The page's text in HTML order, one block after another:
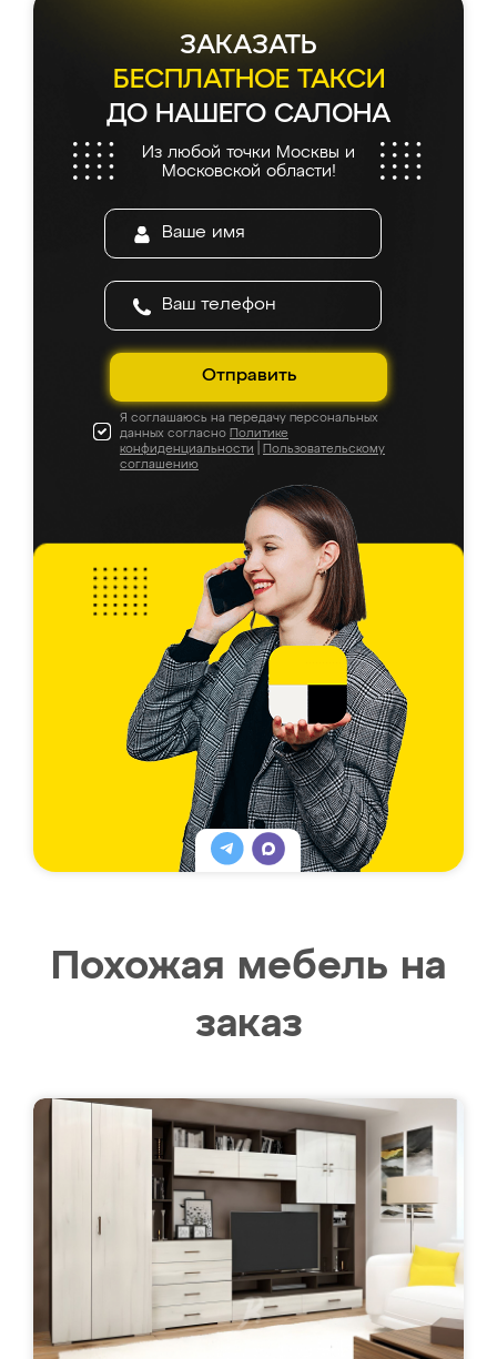
ЗАКАЗАТЬ
БЕСПЛАТНОЕ ТАКСИ
ДО НАШЕГО САЛОНА
Из любой точки Москвы и
Московской области!
Отправить
Я соглашаюсь на передачу персональных
данных согласно Политике
конфиденциальности
Пользовательскому
соглашению
Похожая мебель на
заказ